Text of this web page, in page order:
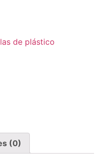
de plástico
(0)